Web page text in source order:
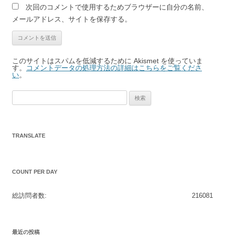
次回のコメントで使用するためブラウザーに自分の名前、
メールアドレス、サイトを保存する。
このサイトはスパムを低減するために Akismet を使っていま
す。
コメントデータの処理方法の詳細はこちらをご覧くださ
い。
TRANSLATE
COUNT PER DAY
216081
総訪問者数:
最近の投稿